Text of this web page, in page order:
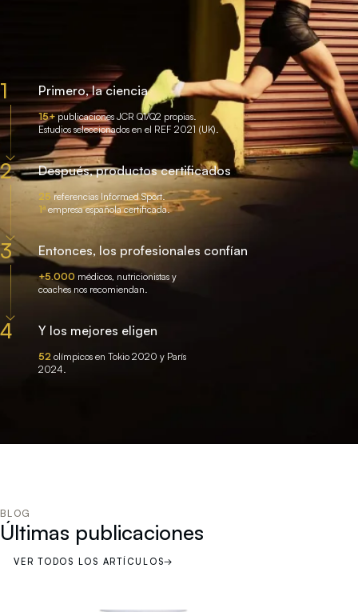
1 Primero, la ciencia
15+publicaciones JCR Q1/Q2 propias.
Estudios seleccionados en el REF 2021 (UK).
2 Después, productos certificados
25 referencias Informed Sport.
1ª empresa española certificada.
3 Entonces, los profesionales confían
+5.000 médicos, nutricionistas y
coaches nos recomiendan.
4 Y los mejores eligen
52 olímpicos en Tokio 2020 y París
2024.
BLOG
Últimas publicaciones
VER TODOS LOS ARTÍCULOS→